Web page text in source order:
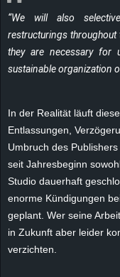
“We will also
restructurings throughout
they are necessary for
sustainable organization
In der Realität läuft
Entlassungen,
Umbruch des
seit Jahresbeginn
Studio dauerhaft
enorme Kündigungen
geplant. Wer seine
in Zukunft aber leider
verzichten.